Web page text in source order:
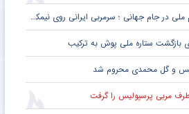
در جام جهانی ؛ سرمربی ایرانی روی نیمکت آمریکا
بازگشت ستاره ملی پوش به ترکیب
و گل محمدی محروم شد
مربی پرسپولیس را گرفت